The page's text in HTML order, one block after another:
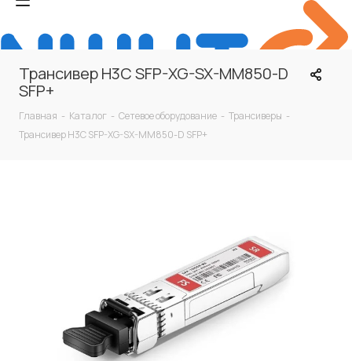
Трансивер H3C SFP-XG-SX-MM850-D
SFP+
Главная - Каталог - Сетевое оборудование - Трансиверы -
Трансивер H3C SFP-XG-SX-MM850-D SFP+